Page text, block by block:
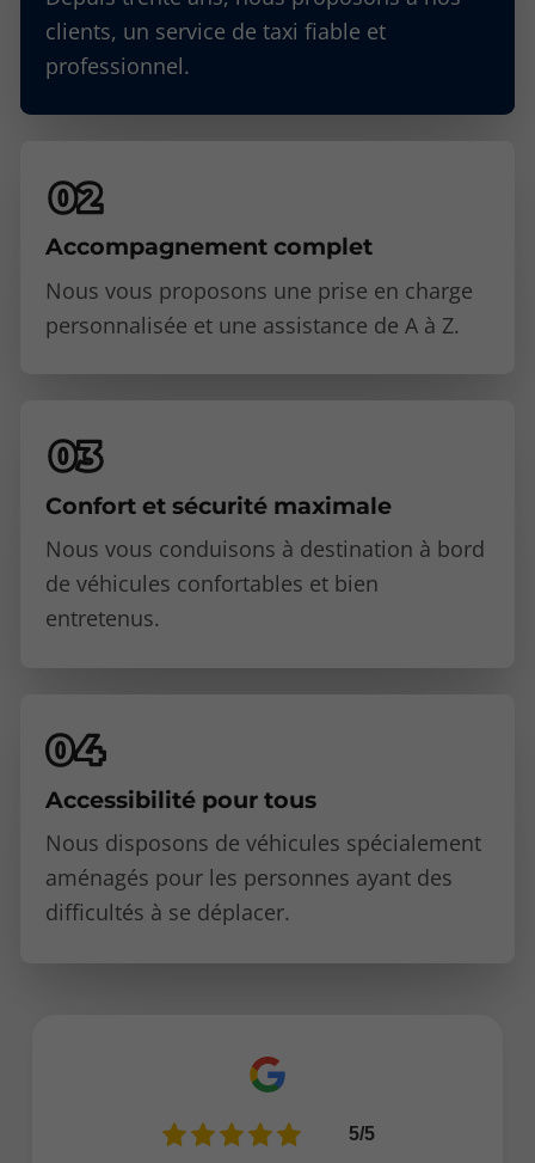
clients, un service de taxi fiable et
professionnel.
Accompagnement complet
Nous vous proposons une prise en charge
personnalisée et une assistance de A à Z.
Confort et sécurité maximale
Nous vous conduisons à destination à bord
de véhicules confortables et bien
entretenus.
Accessibilité pour tous
Nous disposons de véhicules spécialement
aménagés pour les personnes ayant des
difficultés à se déplacer.